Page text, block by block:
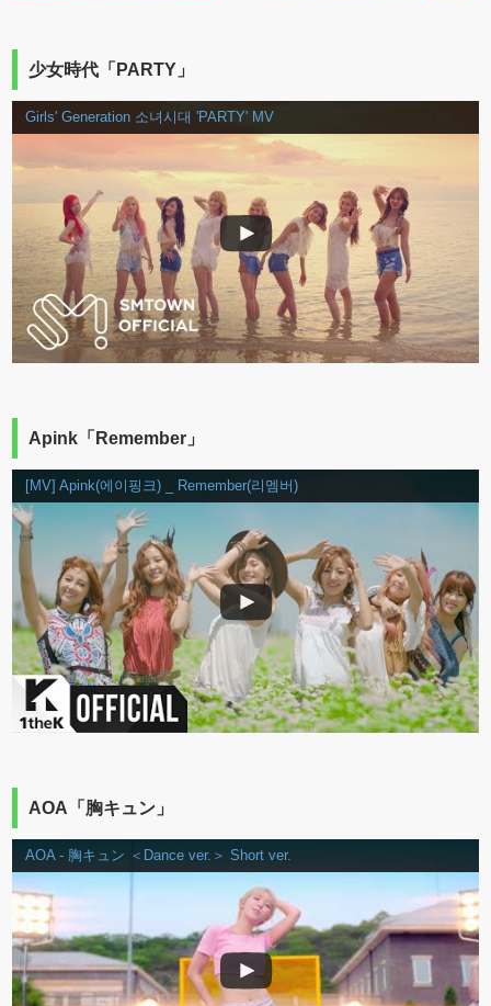
少女時代「PARTY」
Girls' Generation 소녀시대 'PARTY' MV
Apink「Remember」
[MV] Apink(에이핑크) _ Remember(리멤버)
AOA「胸キュン」
AOA - 胸キュン ＜Dance ver.＞ Short ver.